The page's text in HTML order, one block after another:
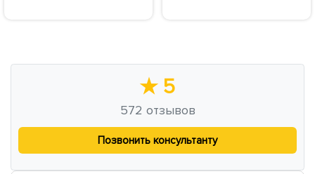
★ 5
572 отзывов
Позвонить консультанту